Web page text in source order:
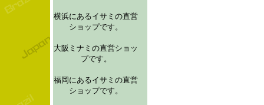
横浜にあるイサミの直営
ショップです。
大阪ミナミの直営ショッ
プです。
福岡にあるイサミの直営
ショップです。